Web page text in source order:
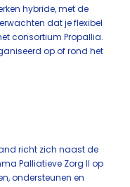
hybride, met de
dat je flexibel
consortium Propallia.
op of rond het
richt zich naast de
Palliatieve Zorg II op
ondersteunen en